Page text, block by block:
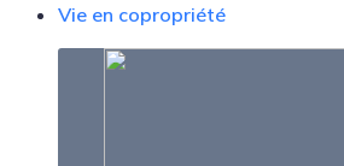
Vie en copropriété